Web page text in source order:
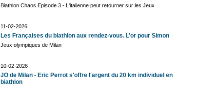
Biathlon Chaos Episode 3 - L'italienne peut retourner sur les Jeux
11-02-2026
Les Françaises du biathlon aux rendez-vous. L’or pour Simon
Jeux olympiques de Milan
10-02-2026
JO de Milan - Eric Perrot s'offre l'argent du 20 km individuel en
biathlon